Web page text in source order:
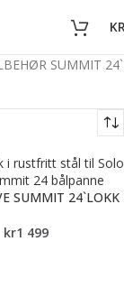
SUMMIT 24`
SUMMIT 24`LOKK
kr1 499